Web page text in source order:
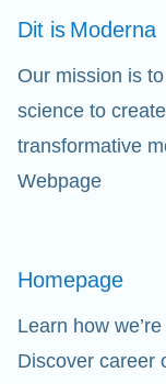
Dit is Moderna
Our mission is
science to
transformative
Webpage
Homepage
Learn how
Discover career